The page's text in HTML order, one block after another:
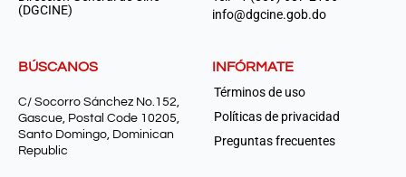
(DGCINE)
info@dgcine.gob.do
BÚSCANOS
C/ Socorro Sánchez No.152,
Gascue, Postal Code 10205,
Santo Domingo, Dominican
Republic
INFÓRMATE
Términos de uso
Políticas de privacidad
Preguntas frecuentes